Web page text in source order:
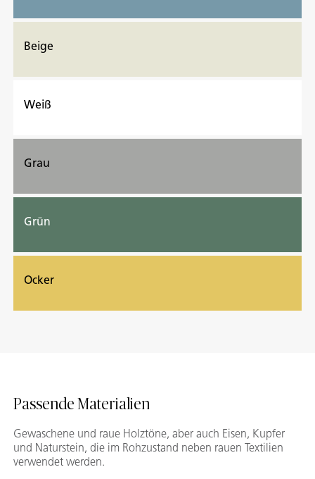
Beige
Weiß
Grau
Grün
Ocker
Passende Materialien
Gewaschene und raue Holztöne, aber auch Eisen, Kupfer
und Naturstein, die im Rohzustand neben rauen Textilien
verwendet werden.